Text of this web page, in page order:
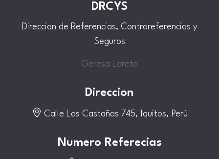
DRCYS
Direccion de Referencias, Contrareferencias y
Seguros
Geresa Loreto
Direccion
Calle Las Castañas 745, Iquitos, Perú
Numero Referecias